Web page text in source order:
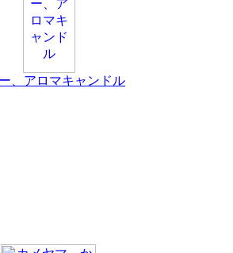
、アロマキャンドル